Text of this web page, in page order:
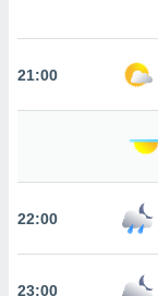
de
En
21:00
22:00
23:00